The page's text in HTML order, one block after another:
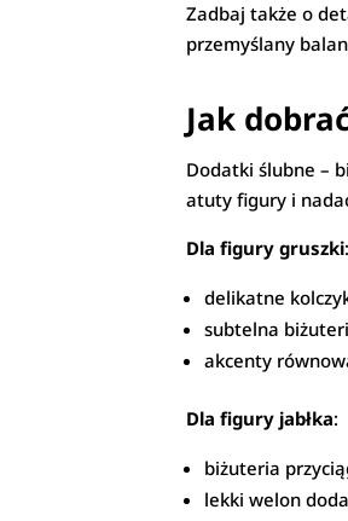
Zadbaj także o
przemyślany
Jak
Dodatki ślubne –
atuty figury i
Dla figury gruszki:
delikatne
subtelna
akcenty
Dla figury jabłka:
biżuteria
lekki welon